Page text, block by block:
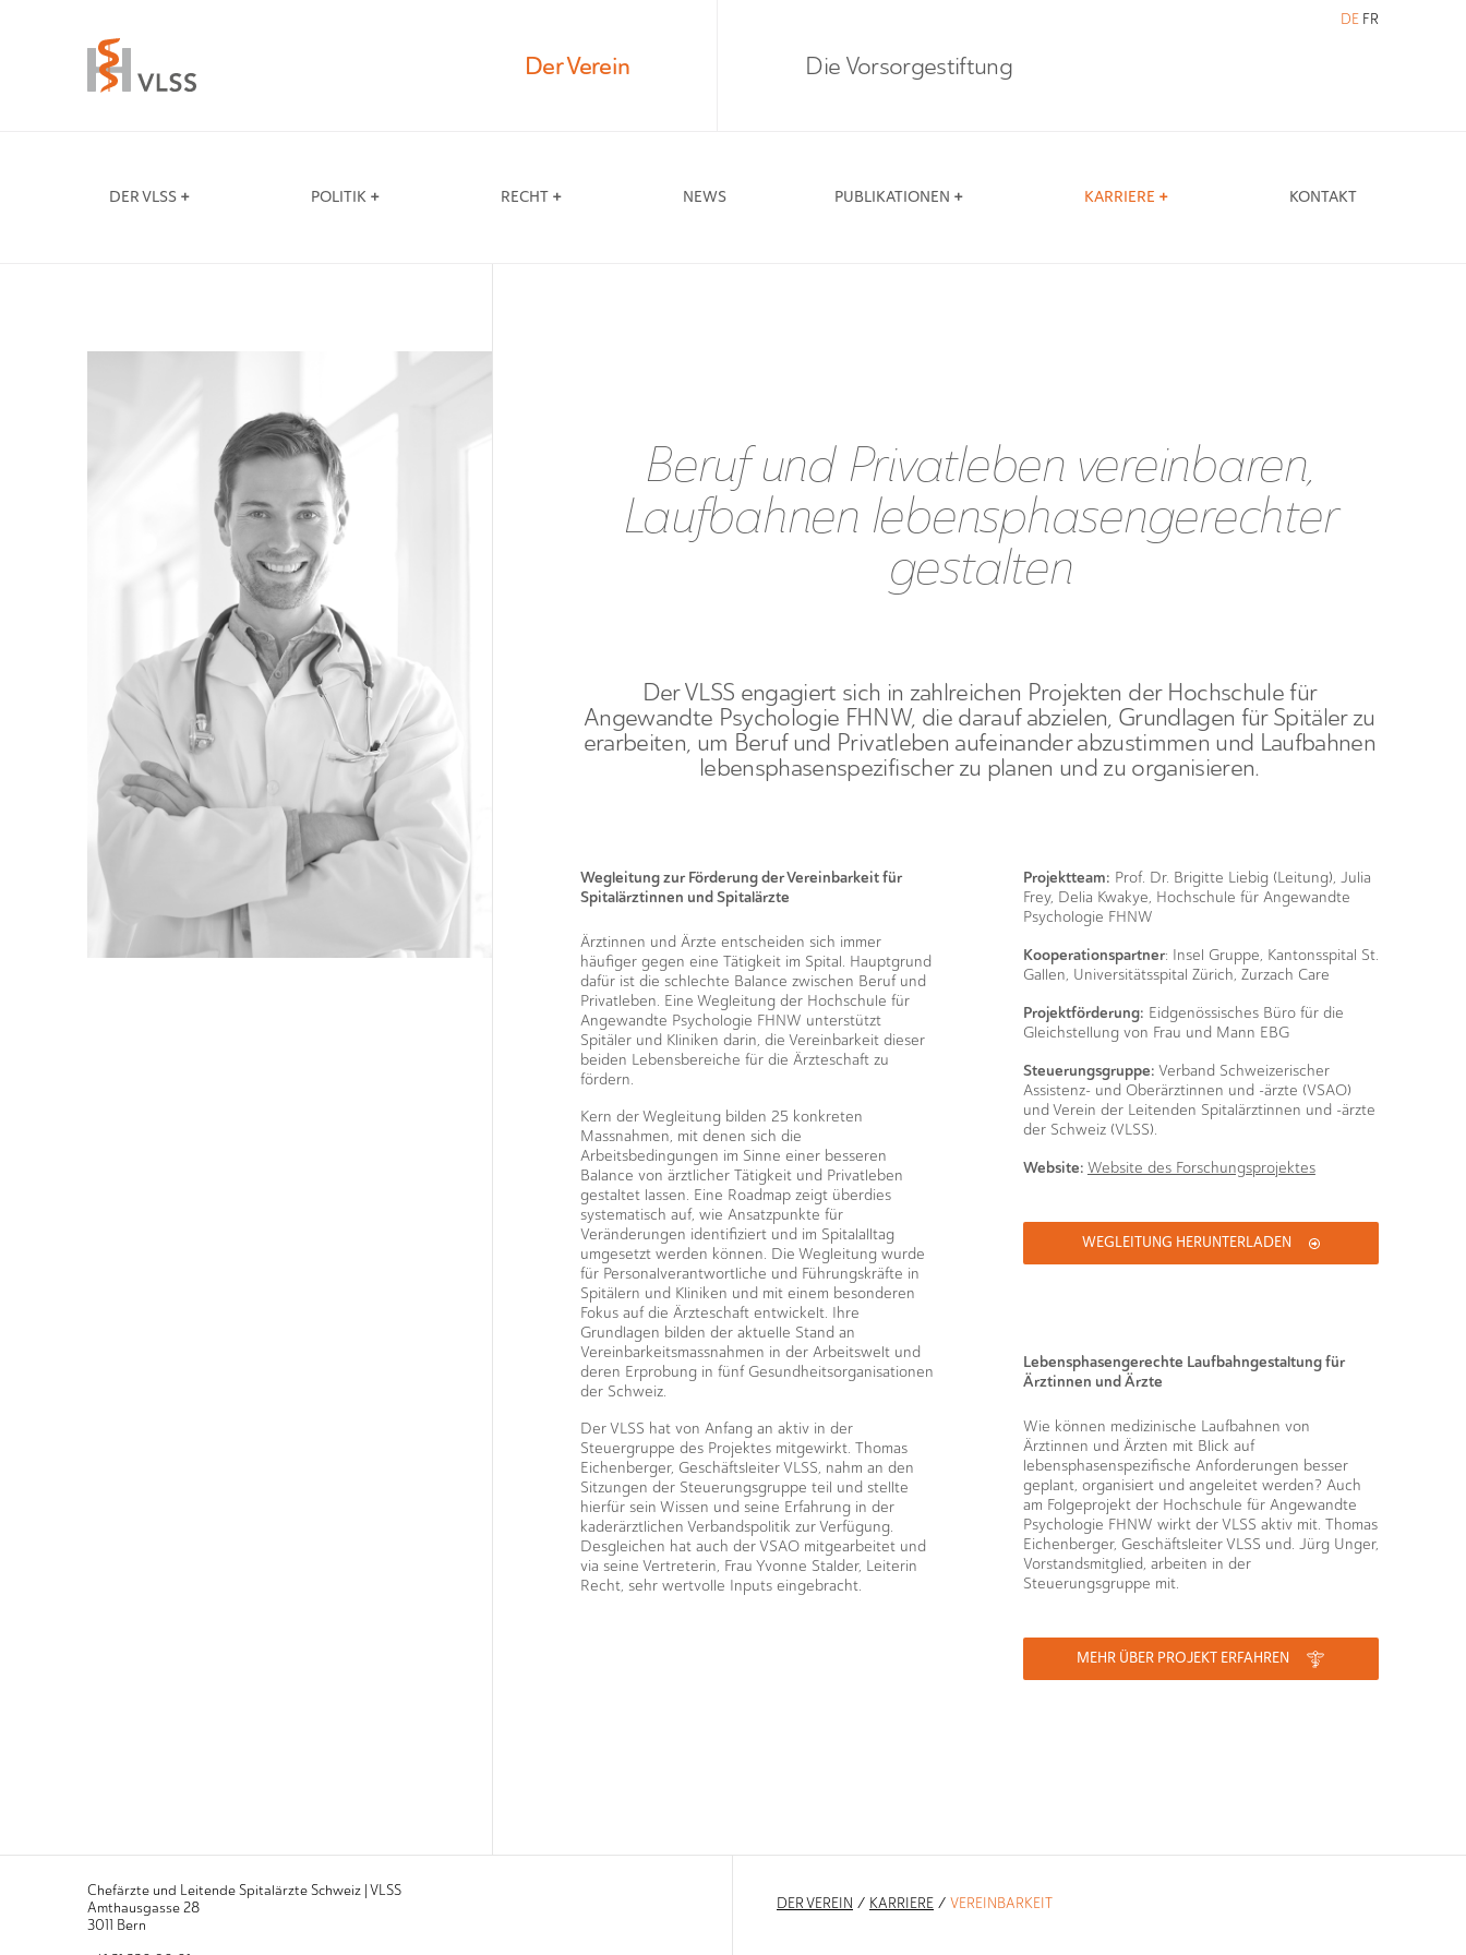
Der Verein Die Vorsorgestiftung
DE FR
DER VLSS POLITIK RECHT NEWS PUBLIKATIONEN KARRIERE KONTAKT
Beruf und Privatleben vereinbaren,
Laufbahnen lebensphasengerechter
gestalten
Der VLSS engagiert sich in zahlreichen Projekten der Hochschule für
Angewandte Psychologie FHNW, die darauf abzielen, Grundlagen für Spitäler zu
erarbeiten, um Beruf und Privatleben aufeinander abzustimmen und Laufbahnen
lebensphasenspezifischer zu planen und zu organisieren.
Wegleitung zur Förderung der Vereinbarkeit für
Spitalärztinnen und Spitalärzte
Ärztinnen und Ärzte entscheiden sich immer
häufiger gegen eine Tätigkeit im Spital. Hauptgrund
dafür ist die schlechte Balance zwischen Beruf und
Privatleben. Eine Wegleitung der Hochschule für
Angewandte Psychologie FHNW unterstützt
Spitäler und Kliniken darin, die Vereinbarkeit dieser
beiden Lebensbereiche für die Ärzteschaft zu
fördern.
Kern der Wegleitung bilden 25 konkreten
Massnahmen, mit denen sich die
Arbeitsbedingungen im Sinne einer besseren
Balance von ärztlicher Tätigkeit und Privatleben
gestaltet lassen. Eine Roadmap zeigt überdies
systematisch auf, wie Ansatzpunkte für
Veränderungen identifiziert und im Spitalalltag
umgesetzt werden können. Die Wegleitung wurde
für Personalverantwortliche und Führungskräfte in
Spitälern und Kliniken und mit einem besonderen
Fokus auf die Ärzteschaft entwickelt. Ihre
Grundlagen bilden der aktuelle Stand an
Vereinbarkeitsmassnahmen in der Arbeitswelt und
deren Erprobung in fünf Gesundheitsorganisationen
der Schweiz.
Der VLSS hat von Anfang an aktiv in der
Steuergruppe des Projektes mitgewirkt. Thomas
Eichenberger, Geschäftsleiter VLSS, nahm an den
Sitzungen der Steuerungsgruppe teil und stellte
hierfür sein Wissen und seine Erfahrung in der
kaderärztlichen Verbandspolitik zur Verfügung.
Desgleichen hat auch der VSAO mitgearbeitet und
via seine Vertreterin, Frau Yvonne Stalder, Leiterin
Recht, sehr wertvolle Inputs eingebracht.
Projektteam: Prof. Dr. Brigitte Liebig (Leitung), Julia
Frey, Delia Kwakye, Hochschule für Angewandte
Psychologie FHNW
Kooperationspartner: Insel Gruppe, Kantonsspital St.
Gallen, Universitätsspital Zürich, Zurzach Care
Projektförderung: Eidgenössisches Büro für die
Gleichstellung von Frau und Mann EBG
Steuerungsgruppe: Verband Schweizerischer
Assistenz- und Oberärztinnen und -ärzte (VSAO)
und Verein der Leitenden Spitalärztinnen und -ärzte
der Schweiz (VLSS).
Website: Website des Forschungsprojektes
WEGLEITUNG HERUNTERLADEN
Lebensphasengerechte Laufbahngestaltung für
Ärztinnen und Ärzte
Wie können medizinische Laufbahnen von
Ärztinnen und Ärzten mit Blick auf
lebensphasenspezifische Anforderungen besser
geplant, organisiert und angeleitet werden? Auch
am Folgeprojekt der Hochschule für Angewandte
Psychologie FHNW wirkt der VLSS aktiv mit. Thomas
Eichenberger, Geschäftsleiter VLSS und. Jürg Unger,
Vorstandsmitglied, arbeiten in der
Steuerungsgruppe mit.
MEHR ÜBER PROJEKT ERFAHREN
Chefärzte und Leitende Spitalärzte Schweiz | VLSS
Amthausgasse 28
3011 Bern
DER VEREIN / KARRIERE / VEREINBARKEIT